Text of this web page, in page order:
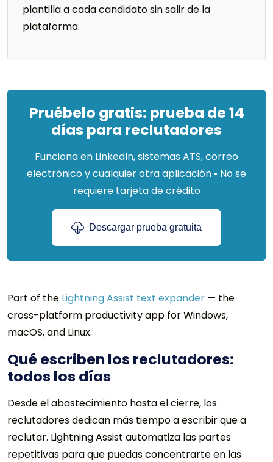
plantilla a cada candidato sin salir de la
plataforma.
Pruébelo gratis: prueba de 14
días para reclutadores
Funciona en LinkedIn, sistemas ATS, correo
electrónico y cualquier otra aplicación • No se
requiere tarjeta de crédito
Descargar prueba gratuita
Part of the Lightning Assist text expander — the
cross-platform productivity app for Windows,
macOS, and Linux.
Qué escriben los reclutadores:
todos los días
Desde el abastecimiento hasta el cierre, los
reclutadores dedican más tiempo a escribir que a
reclutar. Lightning Assist automatiza las partes
repetitivas para que puedas concentrarte en las